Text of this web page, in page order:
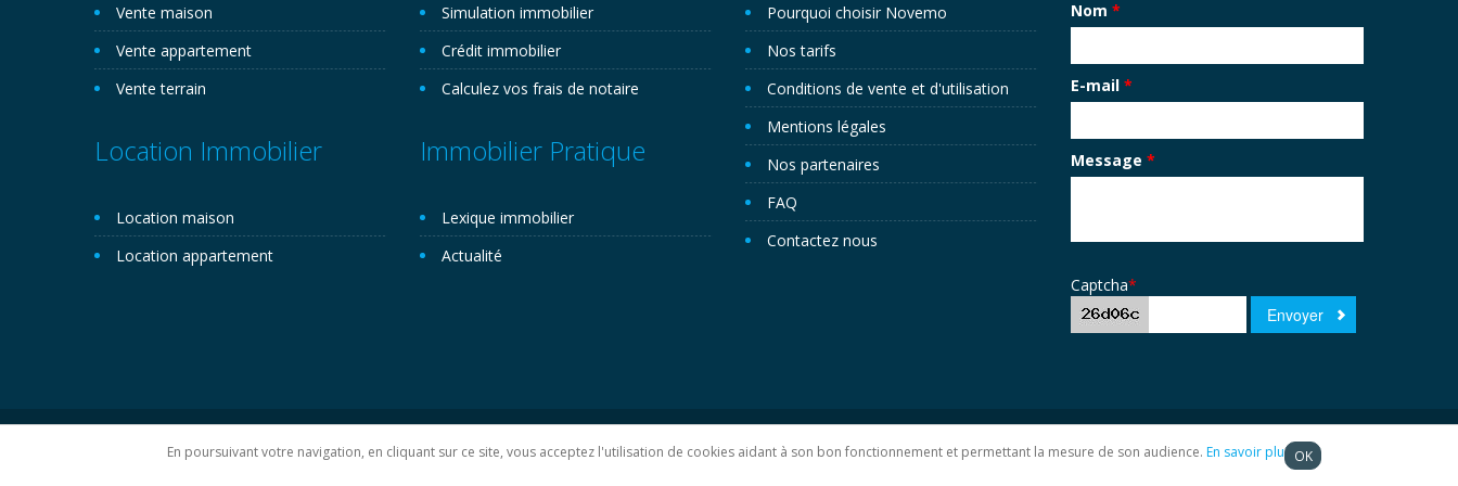
Vente maison
Vente appartement
Vente terrain
Location Immobilier
Location maison
Location appartement
Simulation immobilier
Crédit immobilier
Calculez vos frais de notaire
Immobilier Pratique
Lexique immobilier
Actualité
Pourquoi choisir Novemo
Nos tarifs
Conditions de vente et d'utilisation
Mentions légales
Nos partenaires
FAQ
Contactez nous
Nom *
E-mail *
Message *
Captcha*
Copyright 2026©. Novemo.com. Tous droits réservés. Plan du site
En poursuivant votre navigation, en cliquant sur ce site, vous acceptez l'utilisation de cookies aidant à son bon fonctionnement et permettant la mesure de son audience. En savoir plus OK